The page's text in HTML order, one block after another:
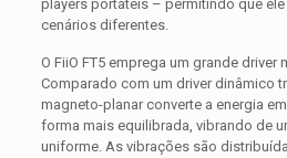
players portáteis – permitindo que
cenários diferentes.
O FiiO FT5 emprega um grande driver
Comparado com um driver dinâmico
magneto-planar converte a energia
forma mais equilibrada, vibrando de
uniforme. As vibrações são